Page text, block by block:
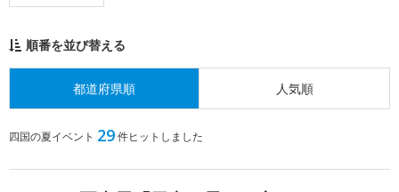
順番を並び替える
都道府県順 人気順
四国の夏イベント 29件ヒットしました